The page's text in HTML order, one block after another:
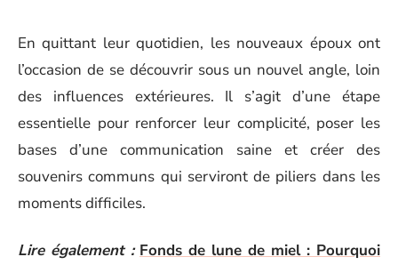
En quittant leur quotidien, les nouveaux époux ont
l’occasion de se découvrir sous un nouvel angle, loin
des influences extérieures. Il s’agit d’une étape
essentielle pour renforcer leur complicité, poser les
bases d’une communication saine et créer des
souvenirs communs qui serviront de piliers dans les
moments difficiles.
Lire également : Fonds de lune de miel : Pourquoi